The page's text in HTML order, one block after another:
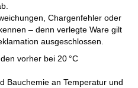
Chargenfehler oder
– denn verlegte Ware gilt
ausgeschlossen.
vorher bei 20 °C
Bauchemie an Temperatur und